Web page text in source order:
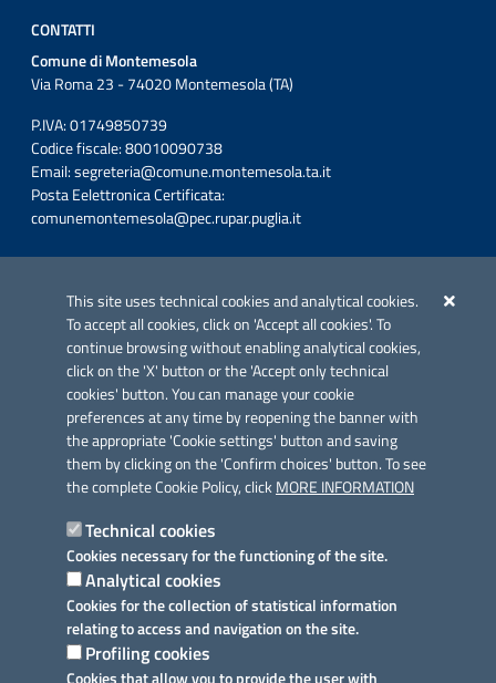
This site uses technical cookies and analytical cookies.
To accept all cookies, click on 'Accept all cookies'. To
continue browsing without enabling analytical cookies,
click on the 'X' button or the 'Accept only technical
cookies' button. You can manage your cookie
preferences at any time by reopening the banner with
the appropriate 'Cookie settings' button and saving
them by clicking on the 'Confirm choices' button. To see
the complete Cookie Policy, clickMORE INFORMATION
Technical cookies
Cookies necessary for the functioning of the site.
Analytical cookies
Cookies for the collection of statistical information
relating to access and navigation on the site.
Profiling cookies
Cookies that allow you to provide the user with
CONTATTI
Comune di Montemesola
Via Roma 23 - 74020 Montemesola (TA)
P.IVA: 01749850739
Codice fiscale: 80010090738
Email:segreteria@comune.montemesola.ta.it
Posta Eelettronica Certificata:
comunemontemesola@pec.rupar.puglia.it
Azione 2.3.
Link utili
Informativa privacy
Dichiarazione di accessibilità
Note legali
Domande frequenti